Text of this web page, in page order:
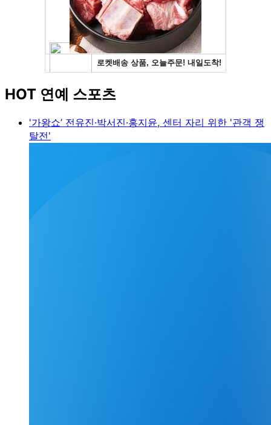
HOT 연예 스포츠
'가왕쇼’ 전유진·박서진·홍지윤, 센터 자리 위한 '관객 쟁
탈전'